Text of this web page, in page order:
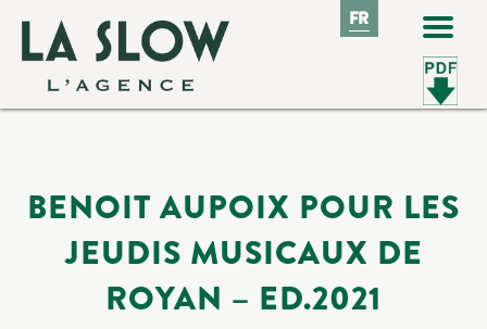
FR
BENOIT AUPOIX POUR LES
JEUDIS MUSICAUX DE
ROYAN – ED.2021
FR